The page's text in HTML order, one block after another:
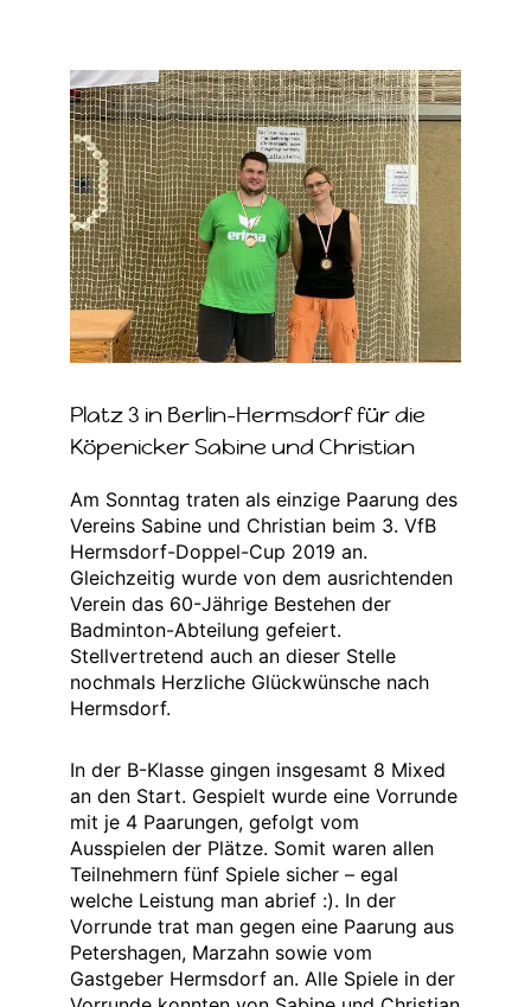
Zeige
grösseres
Bild
Platz 3 in Berlin-Hermsdorf für die
Köpenicker Sabine und Christian
Am Sonntag traten als einzige Paarung des
Vereins Sabine und Christian beim 3. VfB
Hermsdorf-Doppel-Cup 2019 an.
Gleichzeitig wurde von dem ausrichtenden
Verein das 60-Jährige Bestehen der
Badminton-Abteilung gefeiert.
Stellvertretend auch an dieser Stelle
nochmals Herzliche Glückwünsche nach
Hermsdorf.
In der B-Klasse gingen insgesamt 8 Mixed
an den Start. Gespielt wurde eine Vorrunde
mit je 4 Paarungen, gefolgt vom
Ausspielen der Plätze. Somit waren allen
Teilnehmern fünf Spiele sicher – egal
welche Leistung man abrief :). In der
Vorrunde trat man gegen eine Paarung aus
Petershagen, Marzahn sowie vom
Gastgeber Hermsdorf an. Alle Spiele in der